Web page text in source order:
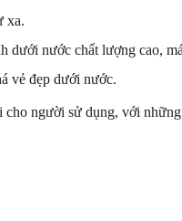
xa.
dưới nước chất lượng cao,
vẻ đẹp dưới nước.
cho người sử dụng, với những